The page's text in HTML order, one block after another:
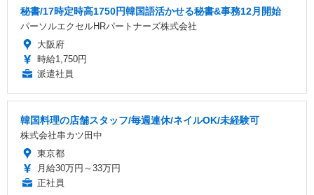
秘書/17時定時高1750円韓国語活かせる秘書&事務12月開始
パーソルエクセルHRパートナーズ株式会社
大阪府
時給1,750円
派遣社員
韓国料理の店舗スタッフ/毎週連休/ネイルOK/未経験可
株式会社串カツ田中
東京都
月給30万円～33万円
正社員